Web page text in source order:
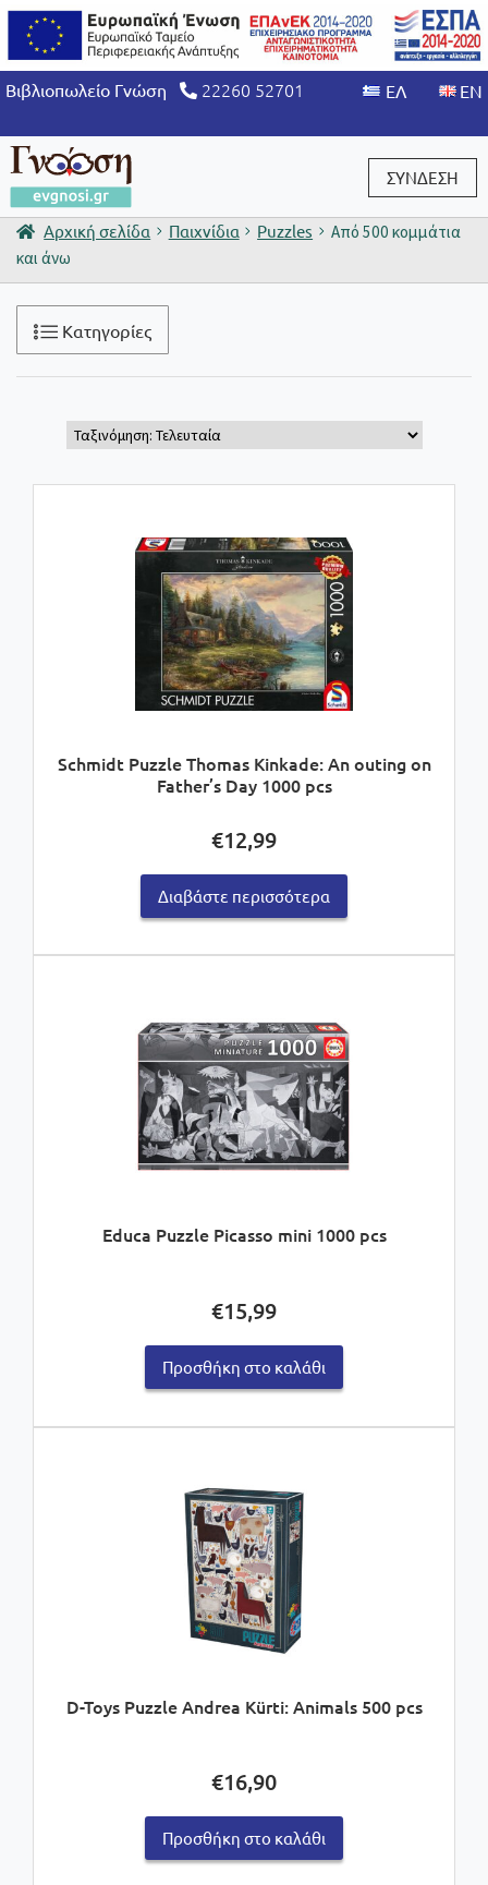
Βιβλιοπωλείο Γνώση 22260 52701
ΣΥΝΔΕΣΗ
Είσοδος / Εγγραφή
Αρχική σελίδα Παιχνίδια Puzzles
Από 500 κομμάτια
και άνω
Κατηγορίες
Schmidt Puzzle Thomas Kinkade: An outing on
Father’s Day 1000 pcs
€12,99
Διαβάστε περισσότερα
Educa Puzzle Picasso mini 1000 pcs
€15,99
Προσθήκη στο καλάθι
D-Toys Puzzle Andrea Kürti: Animals 500 pcs
€16,90
Προσθήκη στο καλάθι